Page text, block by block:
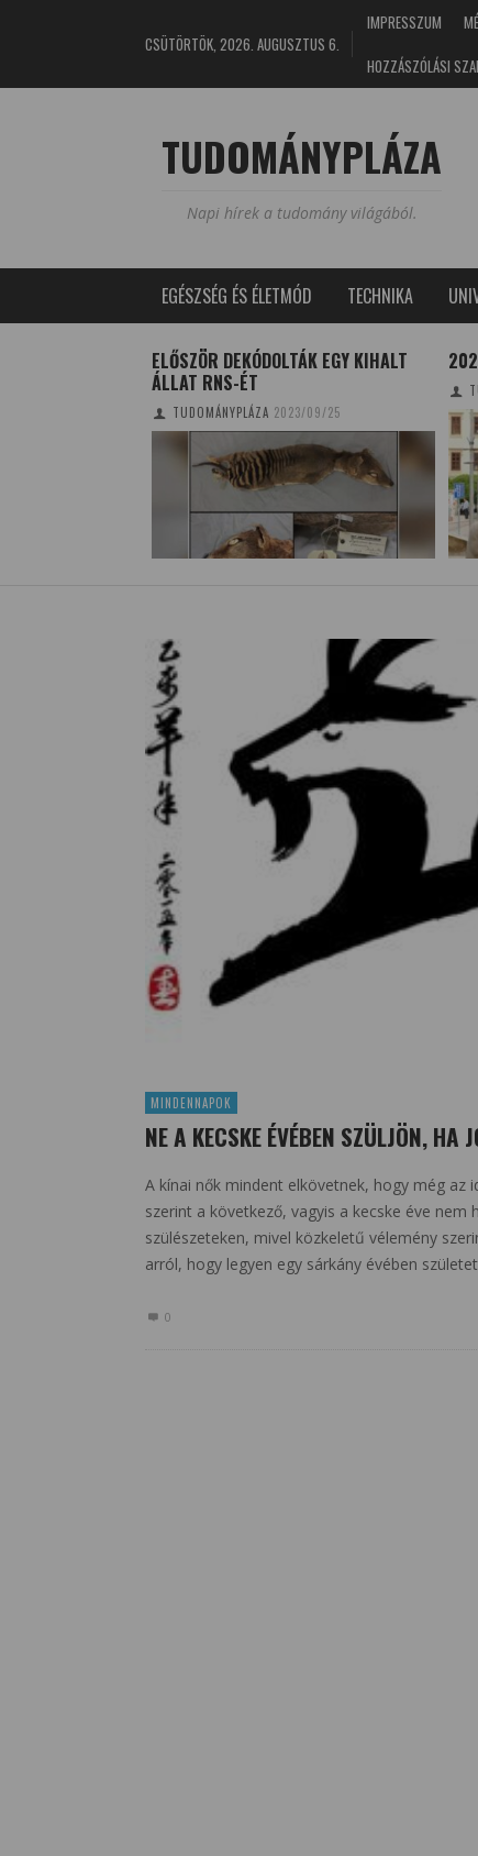
CSÜTÖRTÖK, 2026. AUGUSZTUS 6.
IMPRESSZUM
HOZZÁSZÓLÁSI
TUDOMÁNYPLÁZA
Napi hírek a tudomány világából.
EGÉSZSÉG ÉS ÉLETMÓD TECHNIKA
ELŐSZÖR DEKÓDOLTÁK EGY KIHALT
ÁLLAT RNS-ÉT
TUDOMÁNYPLÁZA 2023/09/25
MINDENNAPOK
NE A KECSKE ÉVÉBEN SZÜLJÖN, HA
A kínai nők mindent elkövetnek, hogy még az
szerint a következő, vagyis a kecske éve
szülészeteken, mivel közkeletű vélemény
arról, hogy legyen egy sárkány évében
0